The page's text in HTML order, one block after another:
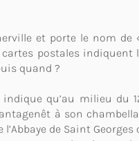
et porte le nom de
cartes postales
quand ?
indique qu’au milieu du
à son
de Saint Georges